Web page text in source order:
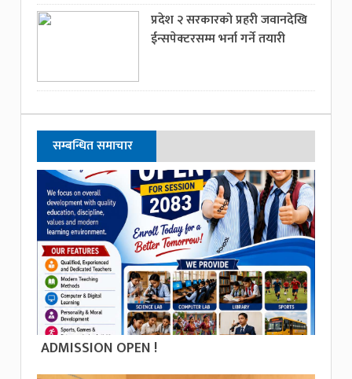
प्रदेश २ सरकारको प्रहरी जवानदेखि
ईन्सपेक्टरसम्म भर्ना गर्ने तयारी
सम्बन्धित समाचार
ADMISSION OPEN !